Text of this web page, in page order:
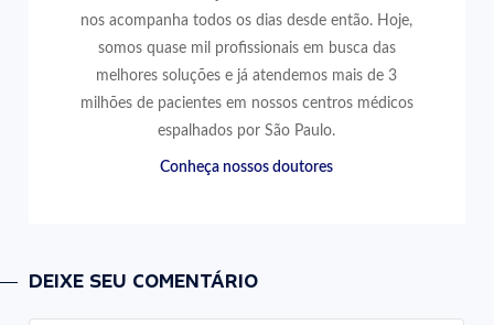
nos acompanha todos os dias desde então. Hoje,
somos quase mil profissionais em busca das
melhores soluções e já atendemos mais de 3
milhões de pacientes em nossos centros médicos
espalhados por São Paulo.
Conheça nossos doutores
DEIXE SEU COMENTÁRIO